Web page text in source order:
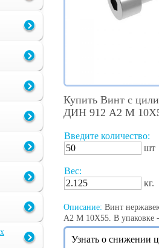
Купить Винт с
ДИН 912 А2 M
Введите количество:
шт
Вес:
кг.
Описание: Винт
А2 M 10X55. В упаковке
Узнать о снижении